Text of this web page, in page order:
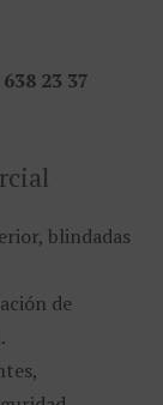
23 37
blindadas
de